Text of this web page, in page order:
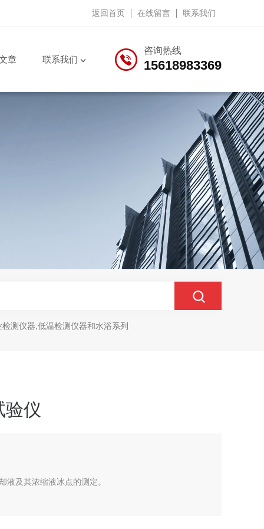
返回首页 在线留言 联系我们
咨询热线
15618983369
章 联系我们
测仪器,低温检测仪器和水浴系列
验仪
液及其浓缩液冰点的测定。